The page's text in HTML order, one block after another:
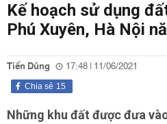
Kế hoạch sử dụng
Phú Xuyên, Hà Nội
Tiến Dũng 17:48 | 11/06/2021
15
Chia sẻ
Những khu đất được đưa